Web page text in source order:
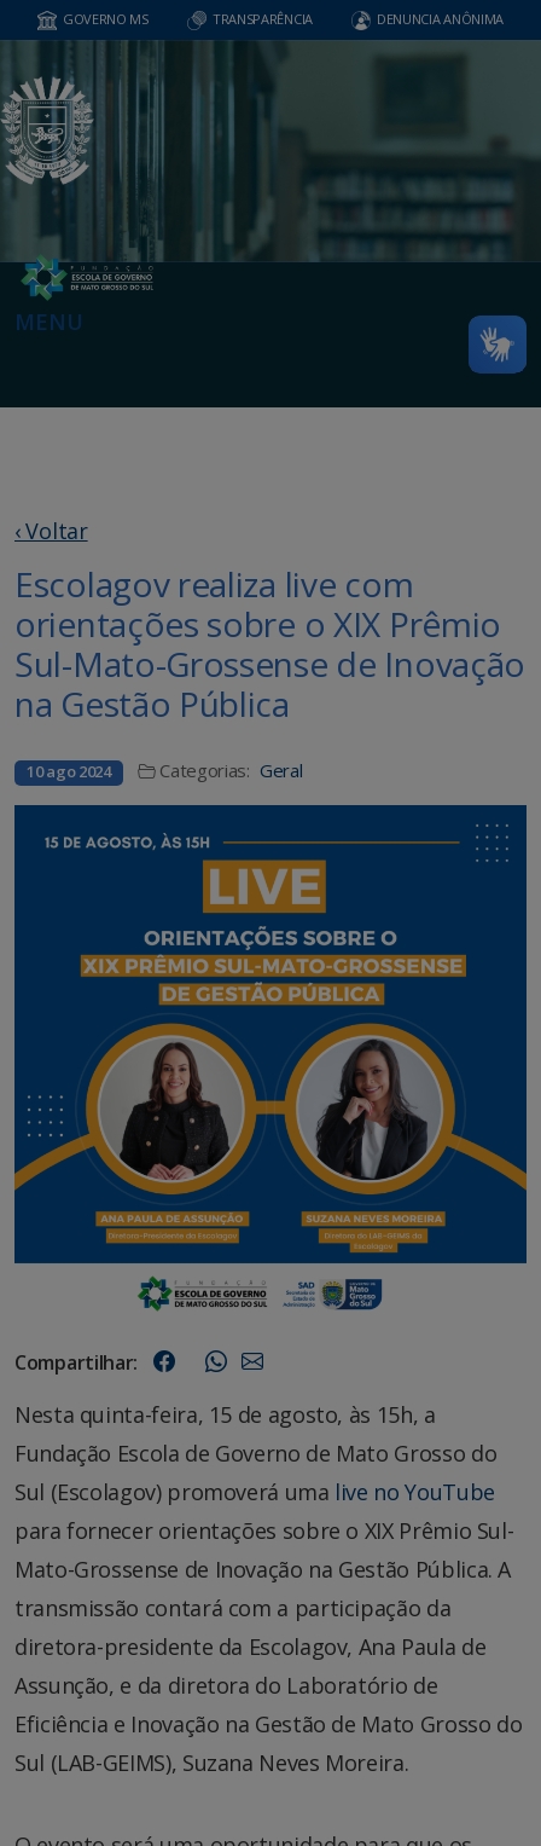
GOVERNO MS TRANSPARÊNCIA DENUNCIA ANÔNIMA
MENU
‹ Voltar
Escolagov realiza live com
orientações sobre o XIX Prêmio
Sul-Mato-Grossense de Inovação
na Gestão Pública
10 ago 2024 Categorias: Geral
Compartilhar:
Nesta quinta-feira, 15 de agosto, às 15h, a
Fundação Escola de Governo de Mato Grosso do
Sul (Escolagov) promoverá uma live no YouTube
para fornecer orientações sobre o XIX Prêmio Sul-
Mato-Grossense de Inovação na Gestão Pública. A
transmissão contará com a participação da
diretora-presidente da Escolagov, Ana Paula de
Assunção, e da diretora do Laboratório de
Eficiência e Inovação na Gestão de Mato Grosso do
Sul (LAB-GEIMS), Suzana Neves Moreira.